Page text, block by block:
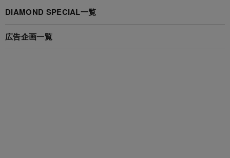
DIAMOND SPECIAL一覧
広告企画一覧